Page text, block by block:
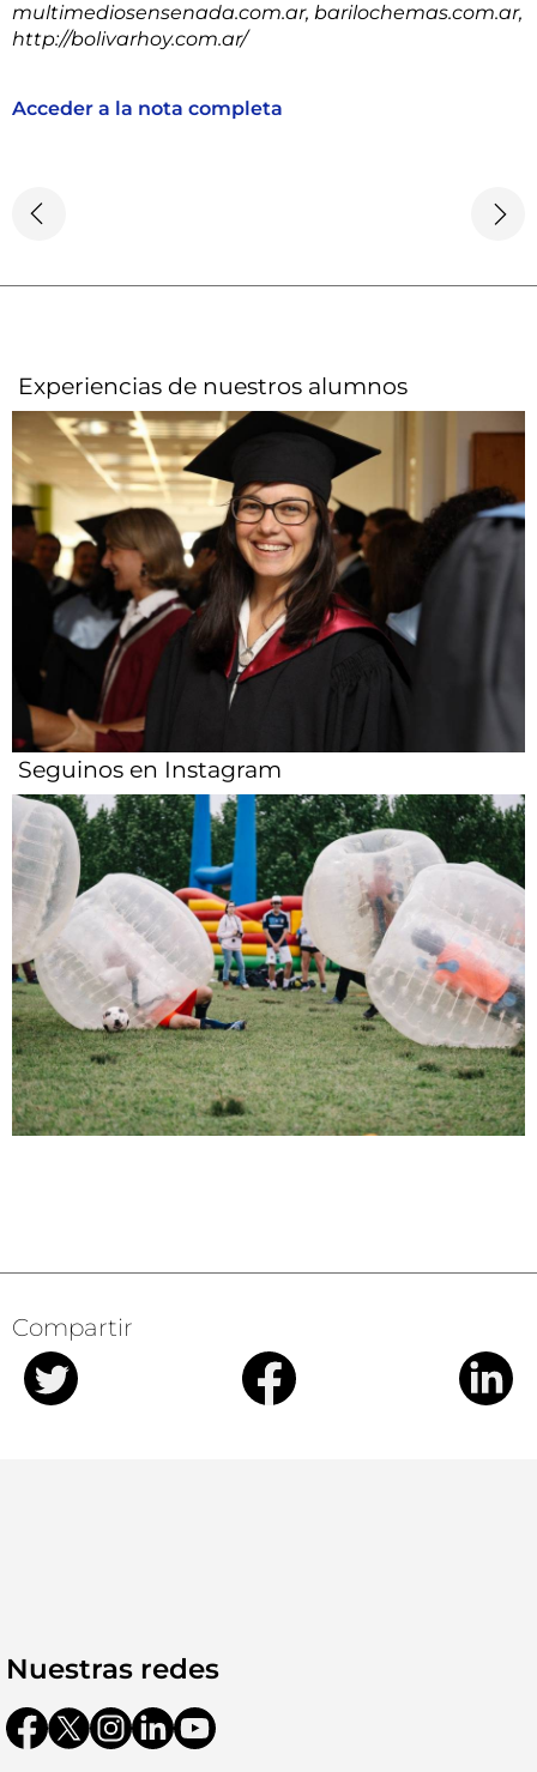
multimediosensenada.com.ar, barilochemas.com.ar,
http://bolivarhoy.com.ar/
Acceder a la nota completa
Experiencias de nuestros alumnos​
Seguinos en Instagram
Compartir
Nuestras redes